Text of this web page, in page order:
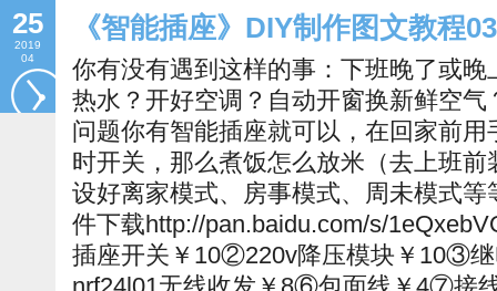
25
2019
04
《智能插座》DIY制作图文教程
你有没有遇到这样的事：下班晚了或
热水？开好空调？自动开窗换新鲜空
问题你有智能插座就可以，在回家前
时开关，那么煮饭怎么放米（去上班
设好离家模式、房事模式、周未模式
件下载http://pan.baidu.com/s/
插座开关￥10②220v降压模块￥10③